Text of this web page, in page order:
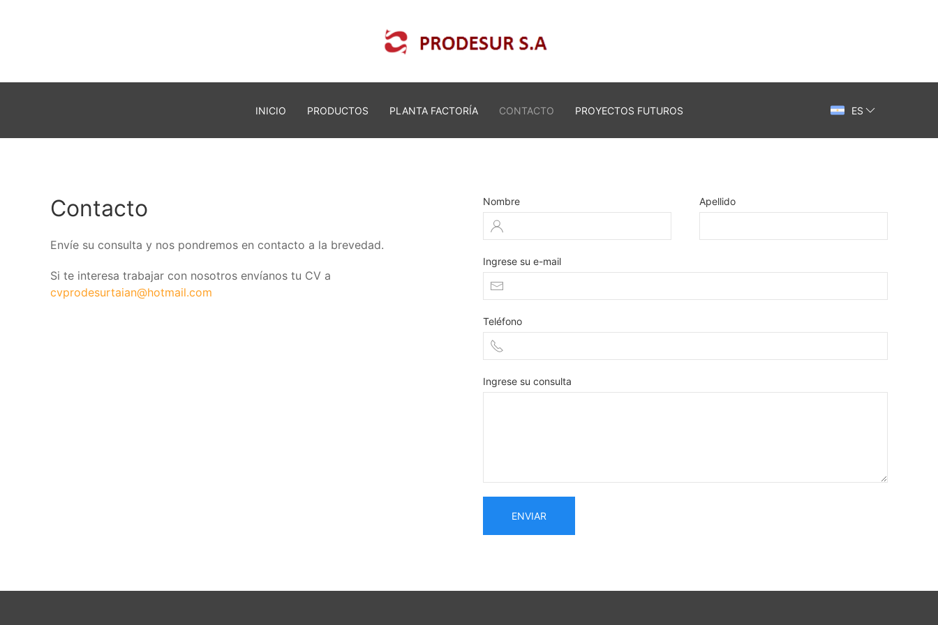
INICIO PRODUCTOS PLANTA FACTORÍA CONTACTO PROYECTOS FUTUROS ES
Contacto
Envíe su consulta y nos pondremos en contacto a la brevedad.
Si te interesa trabajar con nosotros envíanos tu CV a
cvprodesurtaian@hotmail.com
Nombre Apellido
Ingrese su e-mail
Teléfono
Ingrese su consulta
ENVIAR